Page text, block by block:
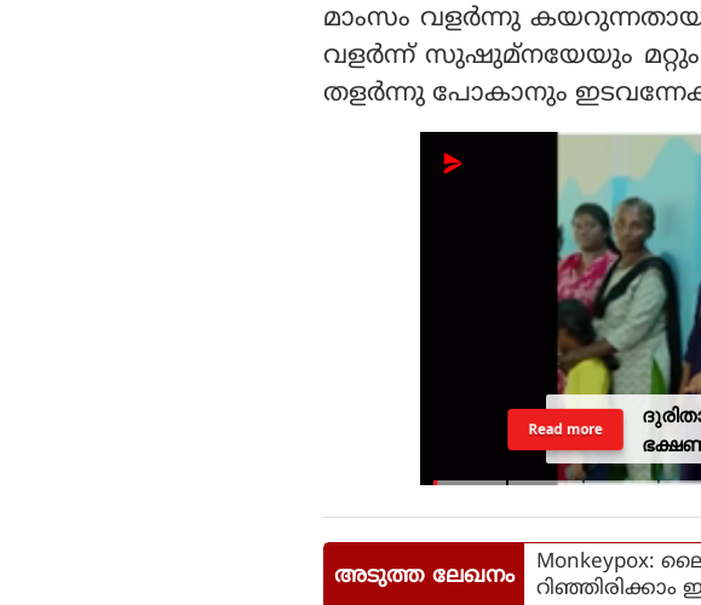
മാംസം വളര്‍ന്നു
വളര്‍ന്ന് സുഷുമ്‌നയേയും
തളര്‍ന്നു പോകാനും
Read more
അടുത്ത ലേഖനം
Monkeypox:
റിഞ്ഞിരിക്കാം